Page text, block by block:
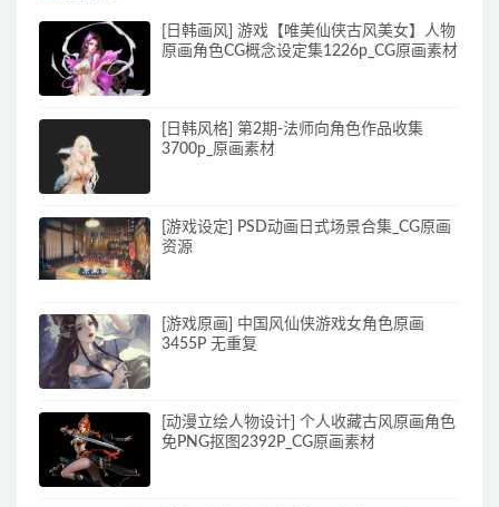
[日韩画风] 游戏【唯美仙侠古风美女】人物
原画角色CG概念设定集1226p_CG原画素材
[日韩风格] 第2期-法师向角色作品收集
3700p_原画素材
[游戏设定] PSD动画日式场景合集_CG原画
资源
[游戏原画] 中国风仙侠游戏女角色原画
3455P 无重复
[动漫立绘人物设计] 个人收藏古风原画角色
免PNG抠图2392P_CG原画素材